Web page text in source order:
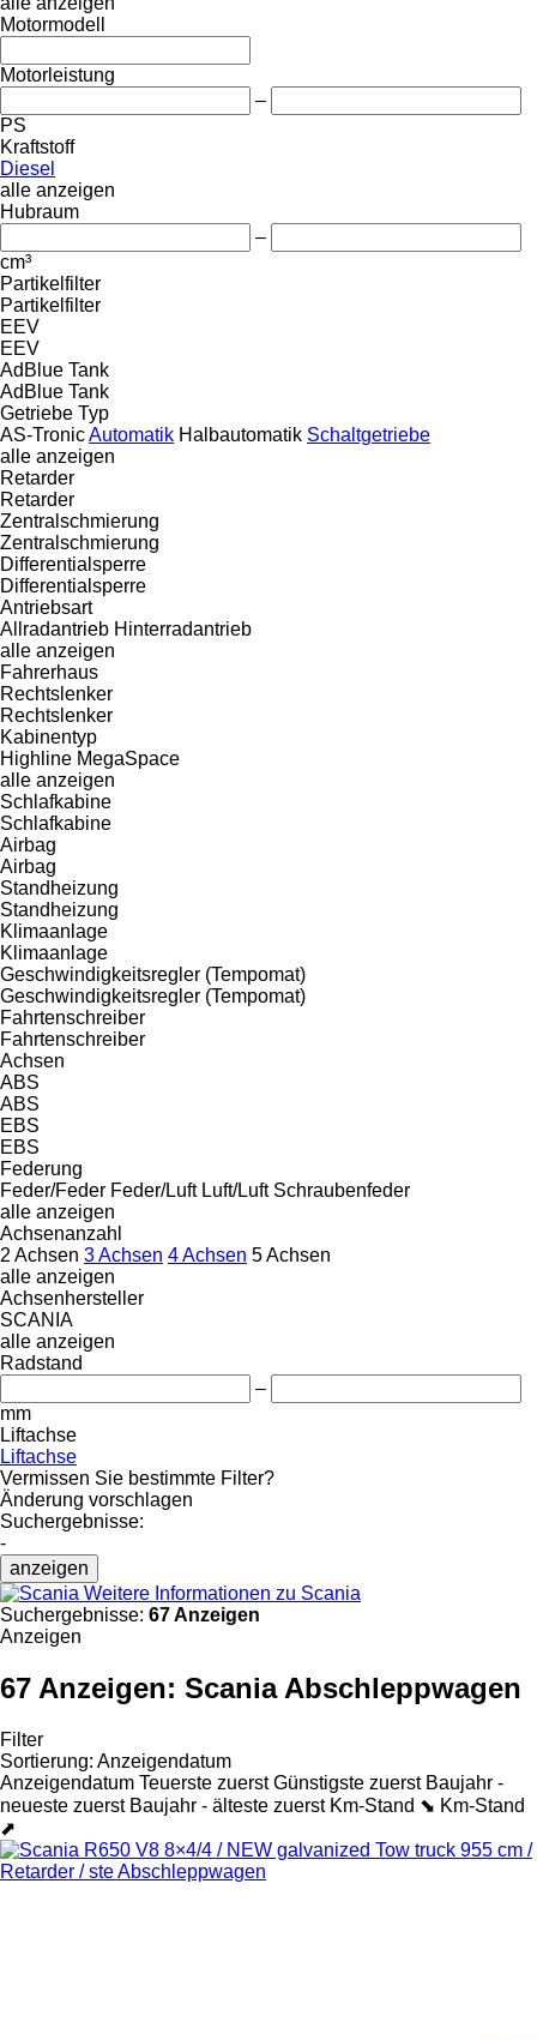
Motormodell
Motorleistung
–
PS
Kraftstoff
Diesel
alle anzeigen
Hubraum
–
cm³
Partikelfilter
Partikelfilter
EEV
EEV
AdBlue Tank
AdBlue Tank
Getriebe Typ
AS-TronicAutomatik Halbautomatik Schaltgetriebe
alle anzeigen
Retarder
Retarder
Zentralschmierung
Zentralschmierung
Differentialsperre
Differentialsperre
Antriebsart
Allradantrieb Hinterradantrieb
alle anzeigen
Fahrerhaus
Rechtslenker
Rechtslenker
Kabinentyp
Highline MegaSpace
alle anzeigen
Schlafkabine
Schlafkabine
Airbag
Airbag
Standheizung
Standheizung
Klimaanlage
Klimaanlage
Geschwindigkeitsregler (Tempomat)
Geschwindigkeitsregler (Tempomat)
Fahrtenschreiber
Fahrtenschreiber
Achsen
ABS
ABS
EBS
EBS
Federung
Feder/Feder Feder/Luft Luft/Luft Schraubenfeder
alle anzeigen
Achsenanzahl
2 Achsen 3 Achsen 4 Achsen 5 Achsen
alle anzeigen
Achsenhersteller
SCANIA
alle anzeigen
Radstand
–
mm
Liftachse
Liftachse
Vermissen Sie bestimmte Filter?
Änderung vorschlagen
Suchergebnisse:
-
anzeigen
Weitere Informationen zu Scania
Suchergebnisse: 67 Anzeigen
Anzeigen
67 Anzeigen: Scania Abschleppwagen
Filter
Sortierung: Anzeigendatum
Anzeigendatum Teuerste zuerst Günstigste zuerst Baujahr -
neueste zuerst Baujahr - älteste zuerst Km-Stand ⬊ Km-Stand
⬈